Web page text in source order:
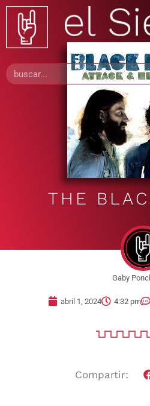
THE
Gaby
abril 1, 2024 4:32 pm
Compartir: